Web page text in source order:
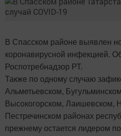
В Спасском районе выявлен
коронавирусной инфекцией.
Роспотребнадзор РТ.
Также по одному случаю
Альметьевском,
Высокогорском, Лаишевском,
Пестречинском районах
прежнему остается лидером